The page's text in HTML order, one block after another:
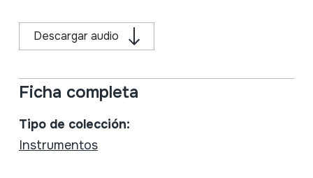
Descargar audio
Ficha completa
Tipo de colección:
Instrumentos